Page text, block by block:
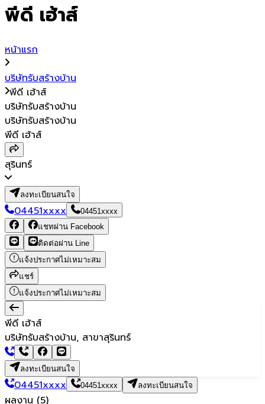
พีดี เฮ้าส์
หน้าแรก
บริษัทรับสร้างบ้าน
พีดี เฮ้าส์
บริษัทรับสร้างบ้าน
บริษัทรับสร้างบ้าน
พีดี เฮ้าส์
สุรินทร์
ลงทะเบียนสนใจ
04451xxxx
04451xxxx
แชทผ่าน Facebook
ติดต่อผ่าน Line
แจ้งประกาศไม่เหมาะสม
แชร์
แจ้งประกาศไม่เหมาะสม
พีดี เฮ้าส์
บริษัทรับสร้างบ้าน, สาขาสุรินทร์
ลงทะเบียนสนใจ
04451xxxx 04451xxxx ลงทะเบียนสนใจ
ผลงาน (5)